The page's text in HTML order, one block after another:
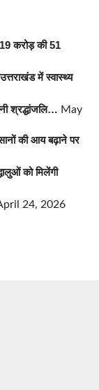
करोड़ की 51
में स्वास्थ्य
श्रद्धांजलि… May
की आय बढ़ाने पर
को मिलेंगी
24, 2026